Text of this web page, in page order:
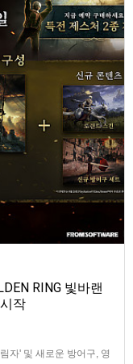
RING 빛바랜
작
자' 및 새로운 방어구, 영